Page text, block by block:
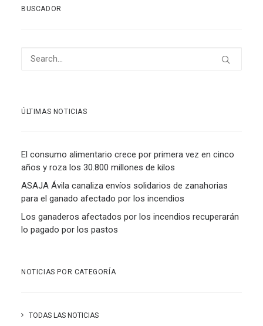
BUSCADOR
ÚLTIMAS NOTICIAS
El consumo alimentario crece por primera vez en cinco
años y roza los 30.800 millones de kilos
ASAJA Ávila canaliza envíos solidarios de zanahorias
para el ganado afectado por los incendios
Los ganaderos afectados por los incendios recuperarán
lo pagado por los pastos
NOTICIAS POR CATEGORÍA
TODAS LAS NOTICIAS